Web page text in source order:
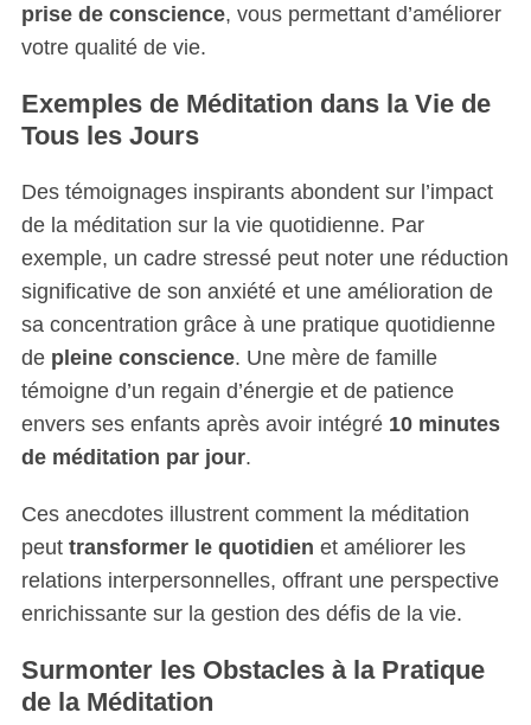
prise de conscience, vous permettant d’améliorer
votre qualité de vie.
Exemples de Méditation dans la Vie de
Tous les Jours
Des témoignages inspirants abondent sur l’impact
de la méditation sur la vie quotidienne. Par
exemple, un cadre stressé peut noter une réduction
significative de son anxiété et une amélioration de
sa concentration grâce à une pratique quotidienne
de pleine conscience. Une mère de famille
témoigne d’un regain d’énergie et de patience
envers ses enfants après avoir intégré 10 minutes
de méditation par jour.
Ces anecdotes illustrent comment la méditation
peut transformer le quotidien et améliorer les
relations interpersonnelles, offrant une perspective
enrichissante sur la gestion des défis de la vie.
Surmonter les Obstacles à la Pratique
de la Méditation